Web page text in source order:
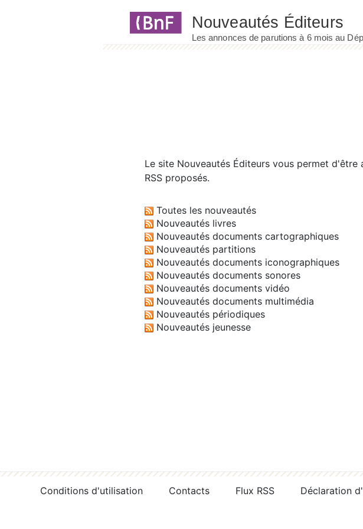
Le site Nouveautés Éditeurs vous permet d'être
RSS proposés.
Toutes les nouveautés
Nouveautés livres
Nouveautés documents cartographiques
Nouveautés partitions
Nouveautés documents iconographiques
Nouveautés documents sonores
Nouveautés documents vidéo
Nouveautés documents multimédia
Nouveautés périodiques
Nouveautés jeunesse
Conditions d'utilisation Contacts Flux RSS Déclaration